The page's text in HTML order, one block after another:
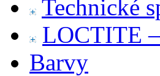
Technické
LOCTITE
Barvy